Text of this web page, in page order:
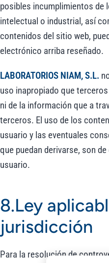
posibles incumplimientos de
intelectual o industrial, así
contenidos del sitio web,
electrónico arriba reseñado.
LABORATORIOS NIAM, S.L.
uso inapropiado que
ni de la información que a
terceros. El uso de los
usuario y las eventuales
que puedan derivarse, son
usuario.
8.Ley
jurisdicción
Para la resolución de